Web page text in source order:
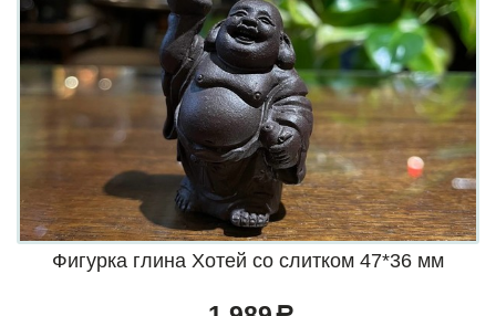
Фигурка глина Хотей со слитком 47*36 мм